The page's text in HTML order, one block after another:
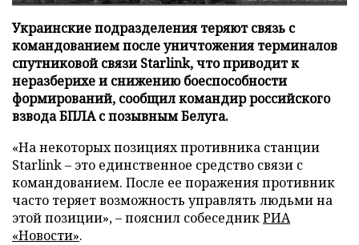
Украинские подразделения теряют связь с
командованием после уничтожения терминалов
спутниковой связи Starlink, что приводит к
неразберихе и снижению боеспособности
формирований, сообщил командир российского
взвода БПЛА с позывным Белуга.
«На некоторых позициях противника станции
Starlink – это единственное средство связи с
командованием. После ее поражения противник
часто теряет возможность управлять людьми на
этой позиции», – пояснил собеседникРИА
«Новости».